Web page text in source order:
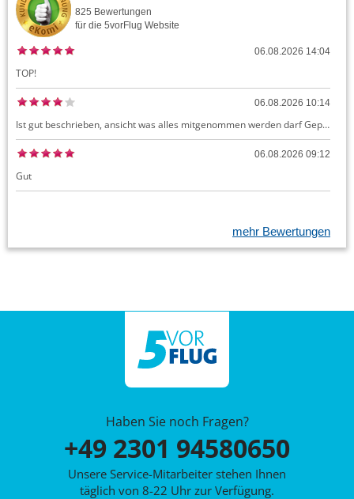
825 Bewertungen
für die 5vorFlug Website
06.08.2026 14:04
TOP!
06.08.2026 10:14
Ist gut beschrieben, ansicht was alles mitgenommen werden darf Gepäck dürfte auch kostenloses Handgepäck umfassen, ansonsten sehr easy zu machen
06.08.2026 09:12
Gut
mehr Bewertungen
Haben Sie noch Fragen?
+49 2301 94580650
Unsere Service-Mitarbeiter stehen Ihnen
täglich von 8-22 Uhr zur Verfügung.